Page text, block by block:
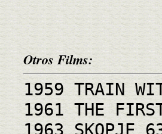
Otros Films:
1959 TRAIN
1961 THE
1963 SKOPJE